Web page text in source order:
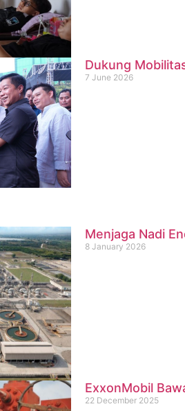
Dukung
7 June 2026
Menjaga Nadi
8 January 2026
ExxonMobil
22 December 2025